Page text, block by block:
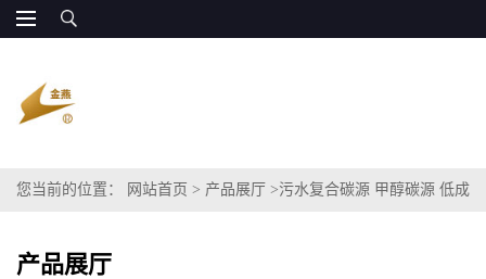
您当前的位置： 网站首页 > 产品展厅 >污水复合碳源 甲醇碳源 低成
产品展厅